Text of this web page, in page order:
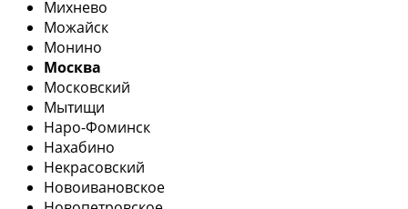
Михнево
Можайск
Монино
Москва
Московский
Мытищи
Наро-Фоминск
Нахабино
Некрасовский
Новоивановское